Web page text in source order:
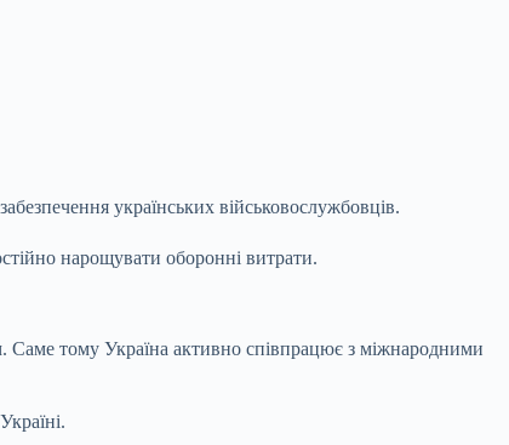
українських військовослужбовців.
нарощувати оборонні витрати.
Саме тому Україна активно співпрацює з міжнародними